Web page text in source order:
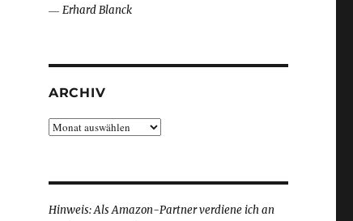
— Erhard Blanck
ARCHIV
Archiv
Hinweis: Als Amazon-Partner verdiene ich an